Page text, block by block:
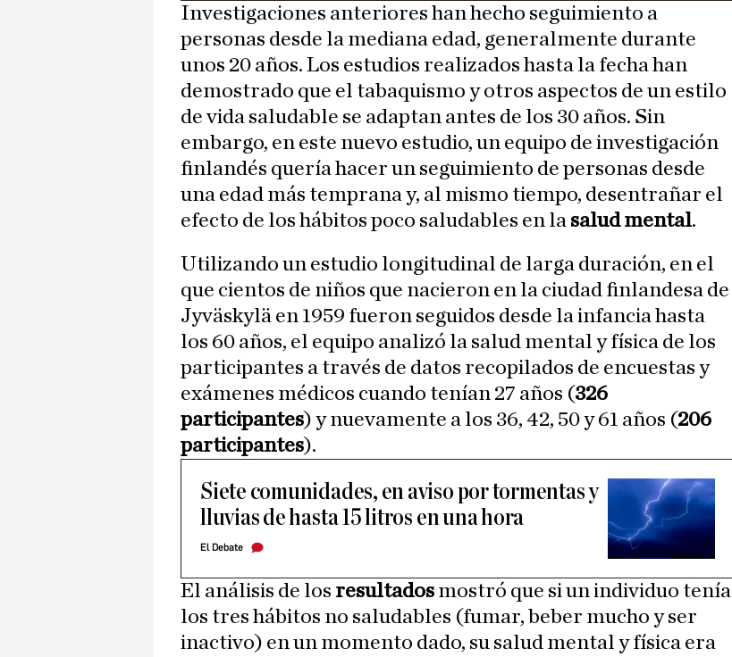
Investigaciones anteriores han hecho seguimiento a
personas desde la mediana edad, generalmente durante
unos 20 años. Los estudios realizados hasta la fecha han
demostrado que el tabaquismo y otros aspectos de un estilo
de vida saludable se adaptan antes de los 30 años. Sin
embargo, en este nuevo estudio, un equipo de investigación
finlandés quería hacer un seguimiento de personas desde
una edad más temprana y, al mismo tiempo, desentrañar el
efecto de los hábitos poco saludables en la salud mental.
Utilizando un estudio longitudinal de larga duración, en el
que cientos de niños que nacieron en la ciudad finlandesa de
Jyväskylä en 1959 fueron seguidos desde la infancia hasta
los 60 años, el equipo analizó la salud mental y física de los
participantes a través de datos recopilados de encuestas y
exámenes médicos cuando tenían 27 años (326
participantes) y nuevamente a los 36, 42, 50 y 61 años (206
participantes).
Siete comunidades, en aviso por tormentas y
lluvias de hasta 15 litros en una hora
El Debate
El análisis de los resultados mostró que si un individuo tenía
los tres hábitos no saludables (fumar, beber mucho y ser
inactivo) en un momento dado, su salud mental y física era